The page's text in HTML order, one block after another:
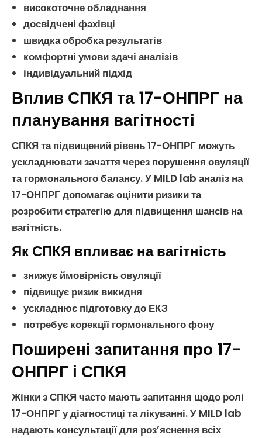
високоточне обладнання
досвідчені фахівці
швидка обробка результатів
комфортні умови здачі аналізів
індивідуальний підхід
Вплив СПКЯ та 17-ОНПРГ на
планування вагітності
СПКЯ та підвищений рівень17-ОНПРГ можуть
ускладнюватизачаття через порушення овуляції
тагормонального балансу. У MILD lab аналіз на
17-ОНПРГдопомагає оцінити ризики та
розробити стратегію для підвищення шансів на
вагітність.
Як СПКЯ впливає на вагітність
знижує ймовірністьовуляції
підвищує ризик викидня
ускладнює підготовку до ЕКЗ
потребує корекції гормонального фону
Поширені запитання про 17-
ОНПРГ і СПКЯ
Жінки зСПКЯ часто мають запитання щодо ролі
17-ОНПРГу діагностиці та лікуванні. У MILD lab
надають консультації для роз’яснення всіх